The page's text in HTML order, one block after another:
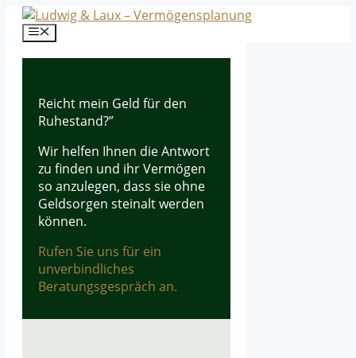
Zum
Inhalt
Menü
Reicht mein Geld für den
Ruhestand?”
Wir helfen Ihnen die Antwort
zu finden und ihr Vermögen
so anzulegen, dass sie ohne
Geldsorgen steinalt werden
können.
Rufen Sie uns für ein
unverbindliches
Beratungsgespräch an.